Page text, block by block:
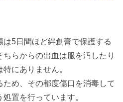
5日間ほど絆創膏で保護する
らからの出血は服を汚したり
にありません。
め、その都度傷口を消毒して
置を行っています。